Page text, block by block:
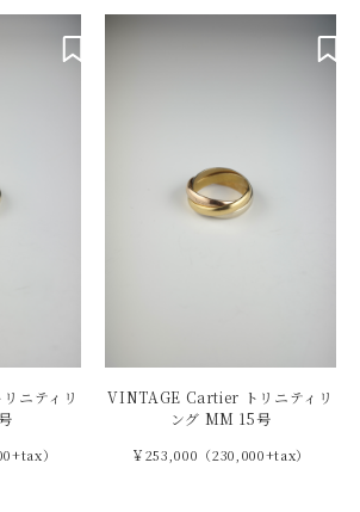
ニティリ
）
VINTAGE Cartier トリニティリ
ング MM 15号
￥253,000（230,000+tax）